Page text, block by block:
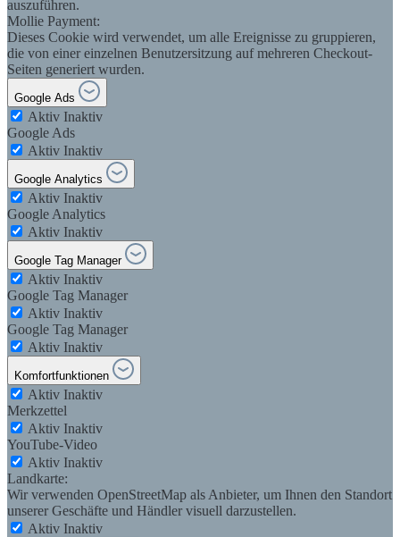
auszuführen.
Mollie Payment:
Dieses Cookie wird verwendet, um alle Ereignisse zu gruppieren,
die von einer einzelnen Benutzersitzung auf mehreren Checkout-
Seiten generiert wurden.
Google Ads
Aktiv Inaktiv
Google Ads
Aktiv Inaktiv
Google Analytics
Aktiv Inaktiv
Google Analytics
Aktiv Inaktiv
Google Tag Manager
Aktiv Inaktiv
Google Tag Manager
Aktiv Inaktiv
Google Tag Manager
Aktiv Inaktiv
Komfortfunktionen
Aktiv Inaktiv
Merkzettel
Aktiv Inaktiv
YouTube-Video
Aktiv Inaktiv
Landkarte:
Wir verwenden OpenStreetMap als Anbieter, um Ihnen den Standort
unserer Geschäfte und Händler visuell darzustellen.
Aktiv Inaktiv